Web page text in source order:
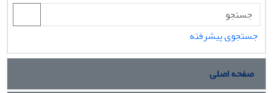
جستجوی پیشرفته
صفحه اصلی